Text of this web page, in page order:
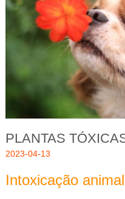
PLANTAS
2023-04-13
Intoxicação